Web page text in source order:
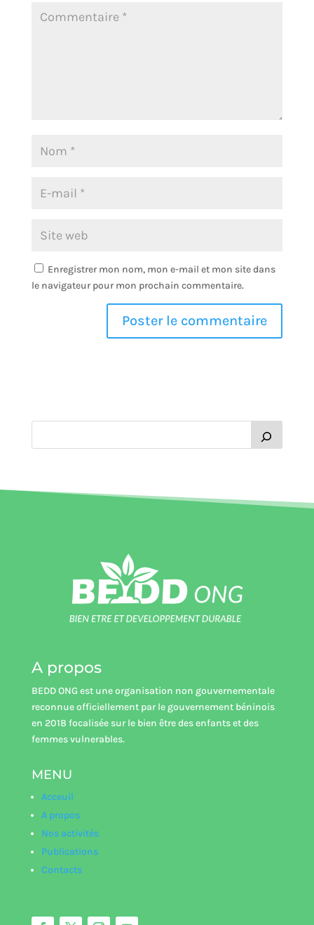
Enregistrer mon nom, mon e-mail et mon site dans
le navigateur pour mon prochain commentaire.
A propos
BEDD ONG est une organisation non gouvernementale
reconnue officiellement par le gouvernement béninois
en 2018 focalisée sur le bien être des enfants et des
femmes vulnerables.
MENU
Acceuil
A propos
Nos activités
Publications
Contacts